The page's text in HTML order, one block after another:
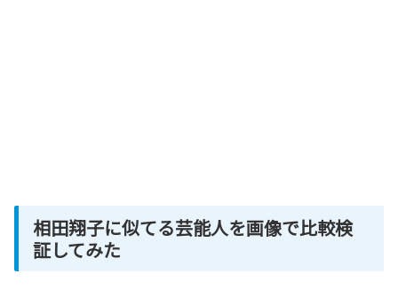
相田翔子に似てる芸能人を画像で比較検
証してみた